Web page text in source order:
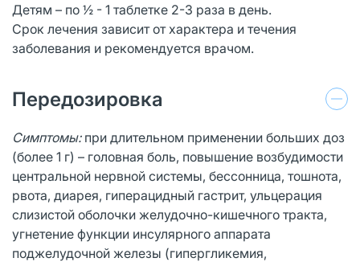
Детям – по ½ - 1 таблетке 2-3 раза в день.
Срок лечения зависит от характера и течения
заболевания и рекомендуется врачом.
Передозировка
Симптомы:при длительном применении больших доз
(более 1 г) – головная боль, повышение возбудимости
центральной нервной системы, бессонница, тошнота,
рвота, диарея, гиперацидный гастрит, ульцерация
слизистой оболочки желудочно-кишечного тракта,
угнетение функции инсулярного аппарата
поджелудочной железы (гипергликемия,